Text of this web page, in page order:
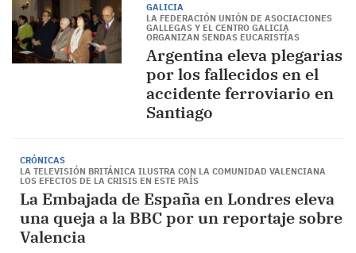
GALICIA
LA FEDERACIÓN UNIÓN DE ASOCIACIONES
GALLEGAS Y EL CENTRO GALICIA
ORGANIZAN SENDAS EUCARISTÍAS
Argentina eleva plegarias
por los fallecidos en el
accidente ferroviario en
Santiago
CRÓNICAS
LA TELEVISIÓN BRITÁNICA ILUSTRA CON LA COMUNIDAD VALENCIANA
LOS EFECTOS DE LA CRISIS EN ESTE PAÍS
La Embajada de España en Londres eleva
una queja a la BBC por un reportaje sobre
Valencia